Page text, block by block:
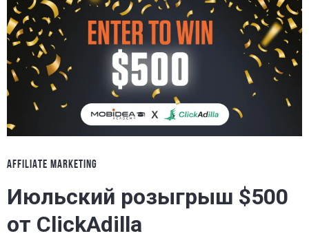
AFFILIATE MARKETING
Июльский розыгрыш $500
от ClickAdilla